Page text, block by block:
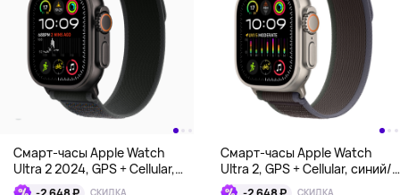
Смарт-часы Apple Watch
Ultra 2 2024, GPS + Cellular,
черный
СКИДКА
Смарт-часы Apple Watch
Ultra 2, GPS + Cellular, синий/
черный, Trail Loop
СКИДКА